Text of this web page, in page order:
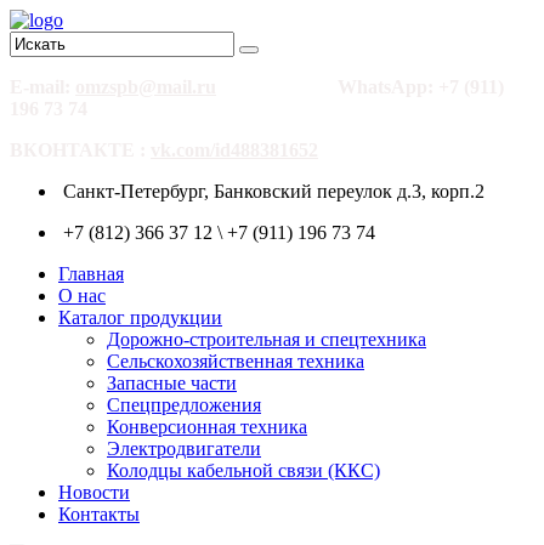
Санкт-Петербург, Банковский переулок д.3, корп.2
+7 (812) 366 37 12 \ +7 (911) 196 73 74
Главная
О нас
Каталог продукции
Дорожно-строительная и спецтехника
Сельскохозяйственная техника
Запасные части
Спецпредложения
Конверсионная техника
Электродвигатели
Колодцы кабельной связи (ККС)
Новости
Контакты